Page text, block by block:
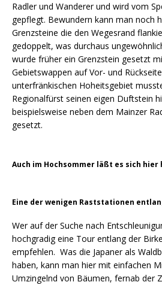
Radler und Wanderer und wird vom
gepflegt. Bewundern kann man noch
Grenzsteine die den Wegesrand
gedoppelt, was durchaus
wurde früher ein Grenzstein gesetzt
Gebietswappen auf Vor- und
unterfränkischen Hoheitsgebiet
Regionalfürst seinen eigen Duftstein
beispielsweise neben dem Mainzer
gesetzt.
Auch im Hochsommer läßt es sich
Eine der wenigen Raststationen
Wer auf der Suche nach
hochgradig eine Tour entlang der
empfehlen. Was die Japaner als
haben, kann man hier mit einfachen
Umzingelnd von Bäumen, fernab der